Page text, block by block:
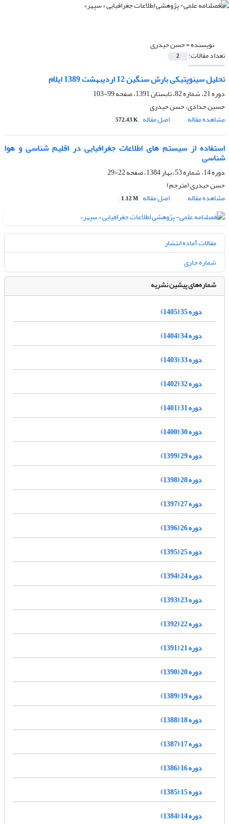
نویسنده =حسن حیدری
تعداد مقالات: 2
تحلیل سینوپتیکی بارش سنگین 12 اردیبهشت 1389 ایلام
دوره 21، شماره 82، تابستان 1391، صفحه
99-103
حسین حدادی، حسن حیدری
مشاهده مقاله
اصل مقاله 572.43 K
استفاده از سیستم ‏هاى اطلاعات جغرافیایى در اقلیم ‏شناسى و هوا
شناسى
دوره 14، شماره 53، بهار 1384، صفحه
22-29
حسن حیدری (مترجم)
مشاهده مقاله
اصل مقاله 1.12 M
مقالات آماده انتشار
شماره جاری
شماره‌های پیشین نشریه
دوره 35 (1405)
دوره 34 (1404)
دوره 33 (1403)
دوره 32 (1402)
دوره 31 (1401)
دوره 30 (1400)
دوره 29 (1399)
دوره 28 (1398)
دوره 27 (1397)
دوره 26 (1396)
دوره 25 (1395)
دوره 24 (1394)
دوره 23 (1393)
دوره 22 (1392)
دوره 21 (1391)
دوره 20 (1390)
دوره 19 (1389)
دوره 18 (1388)
دوره 17 (1387)
دوره 16 (1386)
دوره 15 (1385)
دوره 14 (1384)